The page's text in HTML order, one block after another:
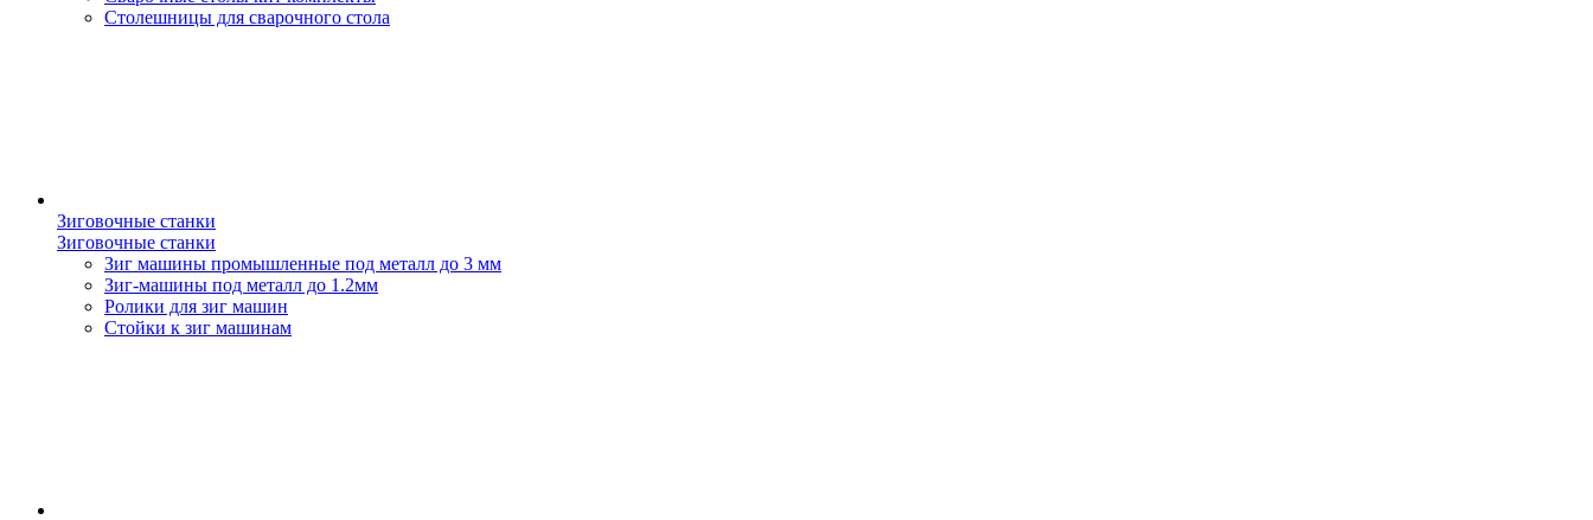
Столешницы для сварочного стола
Зиговочные станки
Зиговочные станки
Зиг машины промышленные под металл до 3 мм
Зиг-машины под металл до 1.2мм
Ролики для зиг машин
Стойки к зиг машинам